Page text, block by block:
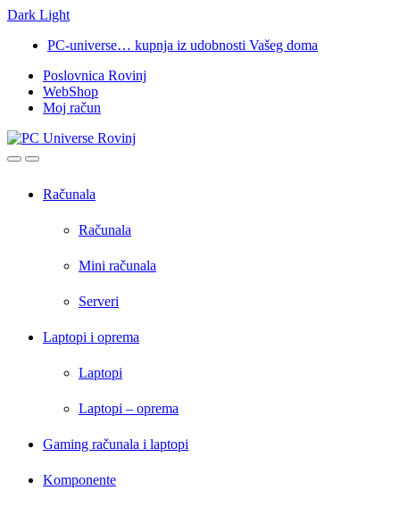
Dark Light
navigation
content
PC-universe… kupnja iz udobnosti Vašeg doma
Poslovnica Rovinj
WebShop
Moj račun
OpenClose
Računala
Računala
Mini računala
Serveri
Laptopi i oprema
Laptopi
Laptopi – oprema
Gaming računala i laptopi
Komponente